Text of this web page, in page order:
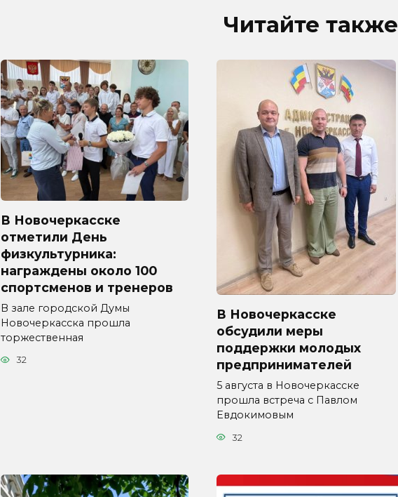
Читайте также
В Новочеркасске
отметили День
физкультурника:
награждены около 100
спортсменов и тренеров
В зале городской Думы
Новочеркасска прошла
торжественная
32
В Новочеркасске
обсудили меры
поддержки молодых
предпринимателей
5 августа в Новочеркасске
прошла встреча с Павлом
Евдокимовым
32